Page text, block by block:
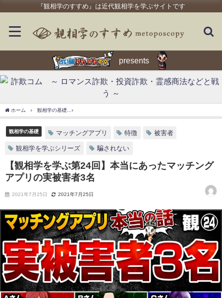
『観相学のすすめ』は近代観相学を学ぶサイトです
presents
ホーム 観相学の基礎
観相学の基礎 マッチングアプリ 特徴 被害者
観相学を学ぶシリーズ 騙されない
【観相学を学ぶ第24回】本当にあったマッチング
アプリの実被害者3名
2021年7月25日 2021年7月25日